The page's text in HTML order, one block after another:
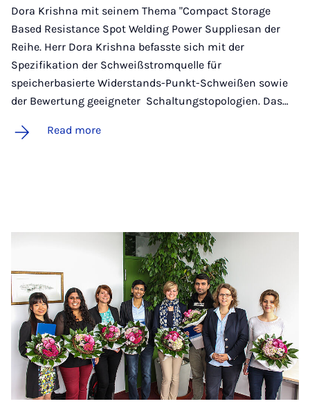
Dora Krishna mit seinem Thema "Compact Storage
Based Resistance Spot Welding Power Suppliesan der
Reihe. Herr Dora Krishna befasste sich mit der
Spezifikation der Schweißstromquelle für
speicherbasierte Widerstands-Punkt-Schweißen sowie
der Bewertung geeigneter Schaltungstopologien. Das…
Read more